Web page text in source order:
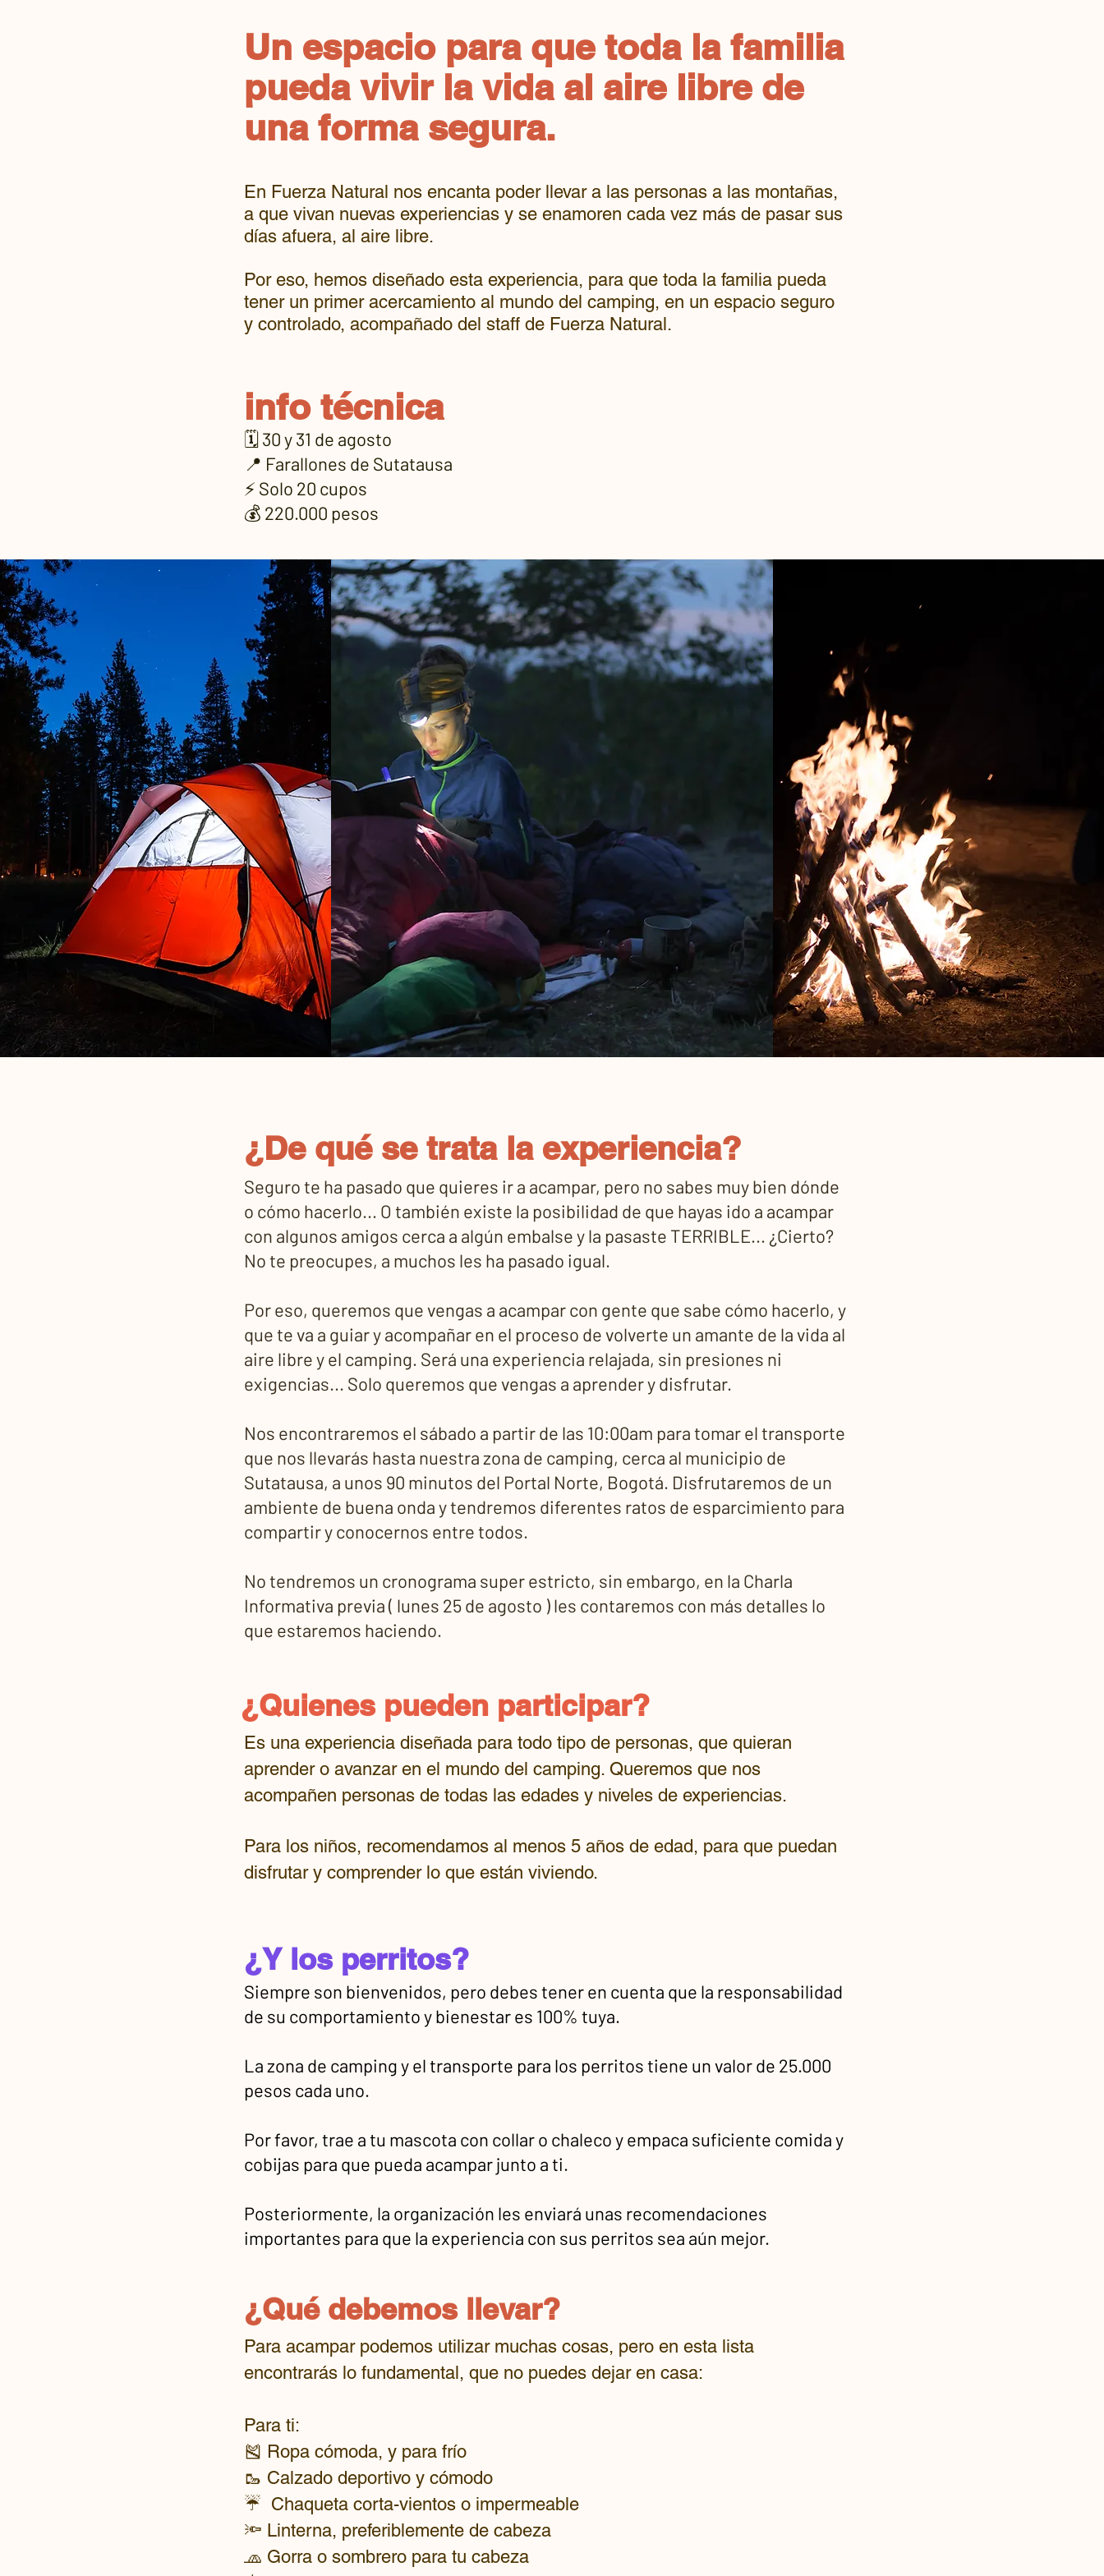
Un espacio para que toda la familia
pueda vivir la vida al aire libre de
una forma segura.
En Fuerza Natural nos encanta poder llevar a las personas a las montañas,
a que vivan nuevas experiencias y se enamoren cada vez más de pasar sus
días afuera, al aire libre.
Por eso, hemos diseñado esta experiencia, para que toda la familia pueda
tener un primer acercamiento al mundo del camping, en un espacio seguro
y controlado, acompañado del staff de Fuerza Natural.
info técnica
🗓️ 30 y 31 de agosto
📍 Farallones de Sutatausa
⚡ Solo 20 cupos
💰 220.000 pesos
¿De qué se trata la experiencia?
Seguro te ha pasado que quieres ir a acampar, pero no sabes muy bien dónde
o cómo hacerlo... O también existe la posibilidad de que hayas ido a acampar
con algunos amigos cerca a algún embalse y la pasaste TERRIBLE... ¿Cierto?
No te preocupes, a muchos les ha pasado igual.
Por eso, queremos que vengas a acampar con gente que sabe cómo hacerlo, y
que te va a guiar y acompañar en el proceso de volverte un amante de la vida al
aire libre y el camping. Será una experiencia relajada, sin presiones ni
exigencias... Solo queremos que vengas a aprender y disfrutar.
Nos encontraremos el sábado a partir de las 10:00am para tomar el transporte
que nos llevarás hasta nuestra zona de camping, cerca al municipio de
Sutatausa, a unos 90 minutos del Portal Norte, Bogotá. Disfrutaremos de un
ambiente de buena onda y tendremos diferentes ratos de esparcimiento para
compartir y conocernos entre todos.
No tendremos un cronograma super estricto, sin embargo, en la Charla
Informativa previa ( lunes 25 de agosto ) les contaremos con más detalles lo
que estaremos haciendo.
¿Quienes pueden participar?
Es una experiencia diseñada para todo tipo de personas, que quieran
aprender o avanzar en el mundo del camping. Queremos que nos
acompañen personas de todas las edades y niveles de experiencias.
Para los niños, recomendamos al menos 5 años de edad, para que puedan
disfrutar y comprender lo que están viviendo.
¿Y los perritos?
Siempre son bienvenidos, pero debes tener en cuenta que la responsabilidad
de su comportamiento y bienestar es 100% tuya.
La zona de camping y el transporte para los perritos tiene un valor de 25.000
pesos cada uno.
Por favor, trae a tu mascota con collar o chaleco y empaca suficiente comida y
cobijas para que pueda acampar junto a ti.
Posteriormente, la organización les enviará unas recomendaciones
importantes para que la experiencia con sus perritos sea aún mejor.
¿Qué debemos llevar?
Para acampar podemos utilizar muchas cosas, pero en esta lista
encontrarás lo fundamental, que no puedes dejar en casa:
Para ti:
🎽 Ropa cómoda, y para frío
🥾 Calzado deportivo y cómodo
☔️ Chaqueta corta-vientos o impermeable
🔦 Linterna, preferiblemente de cabeza
🧢 Gorra o sombrero para tu cabeza